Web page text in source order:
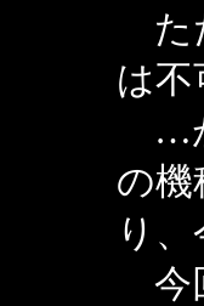
た
は不
…
の機
り
今